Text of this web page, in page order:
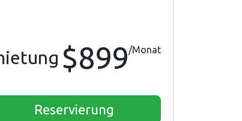
$899/Monat
Reservierung